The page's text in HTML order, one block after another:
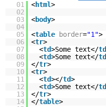
01 <html>
02
03
<body>
04
05
<table border="1">
06
<tr>
07
<td>Some text</td
08
<td>Some text</td
09
</tr>
10
<tr>
11
<td></td>
12
<td>Some text</td
13
</tr>
14
</table>